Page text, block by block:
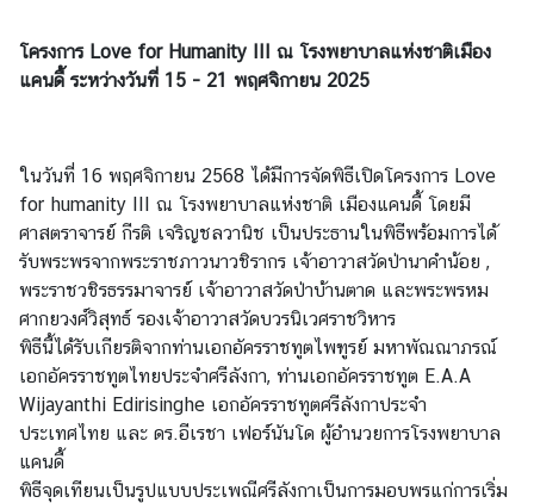
โครงการ Love for Humanity III ณ โรงพยาบาลแห่งชาติเมือง
แคนดี้ ระหว่างวันที่ 15 - 21 พฤศจิกายน 2025
ในวันที่ 16 พฤศจิกายน 2568 ได้มีการจัดพิธีเปิดโครงการ Love
for humanity III ณ โรงพยาบาลแห่งชาติ เมืองแคนดี้ โดยมี
ศาสตราจารย์ กีรติ เจริญชลวานิช เป็นประธานในพิธีพร้อมการได้
รับพระพรจากพระราชภาวนาวชิรากร เจ้าอาวาสวัดป่านาคำน้อย ,
พระราชวชิรธรรมาจารย์ เจ้าอาวาสวัดป่าบ้านตาด และพระพรหม
ศากยวงศ์วิสุทธ์ รองเจ้าอาวาสวัดบวรนิเวศราชวิหาร
พิธีนี้ได้รับเกียรติจากท่านเอกอัครราชทูตไพฑูรย์ มหาพัณณาภรณ์
เอกอัครราชทูตไทยประจำศรีลังกา, ท่านเอกอัครราชทูต E.A.A
Wijayanthi Edirisinghe เอกอัครราชทูตศรีลังกาประจำ
ประเทศไทย และ ดร.อีเรชา เฟอร์นันโด ผู้อำนวยการโรงพยาบาล
แคนดี้
พิธีจุดเทียนเป็นรูปแบบประเพณีศรีลังกาเป็นการมอบพรแก่การเริ่ม